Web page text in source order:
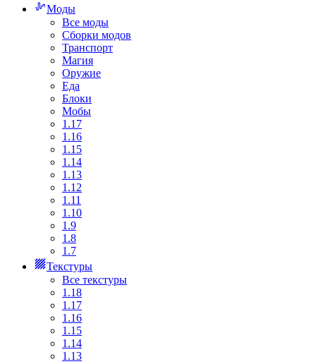
Моды
Все моды
Сборки модов
Транспорт
Магия
Оружие
Еда
Блоки
Мобы
1.17
1.16
1.15
1.14
1.13
1.12
1.11
1.10
1.9
1.8
1.7
Текстуры
Все текстуры
1.18
1.17
1.16
1.15
1.14
1.13